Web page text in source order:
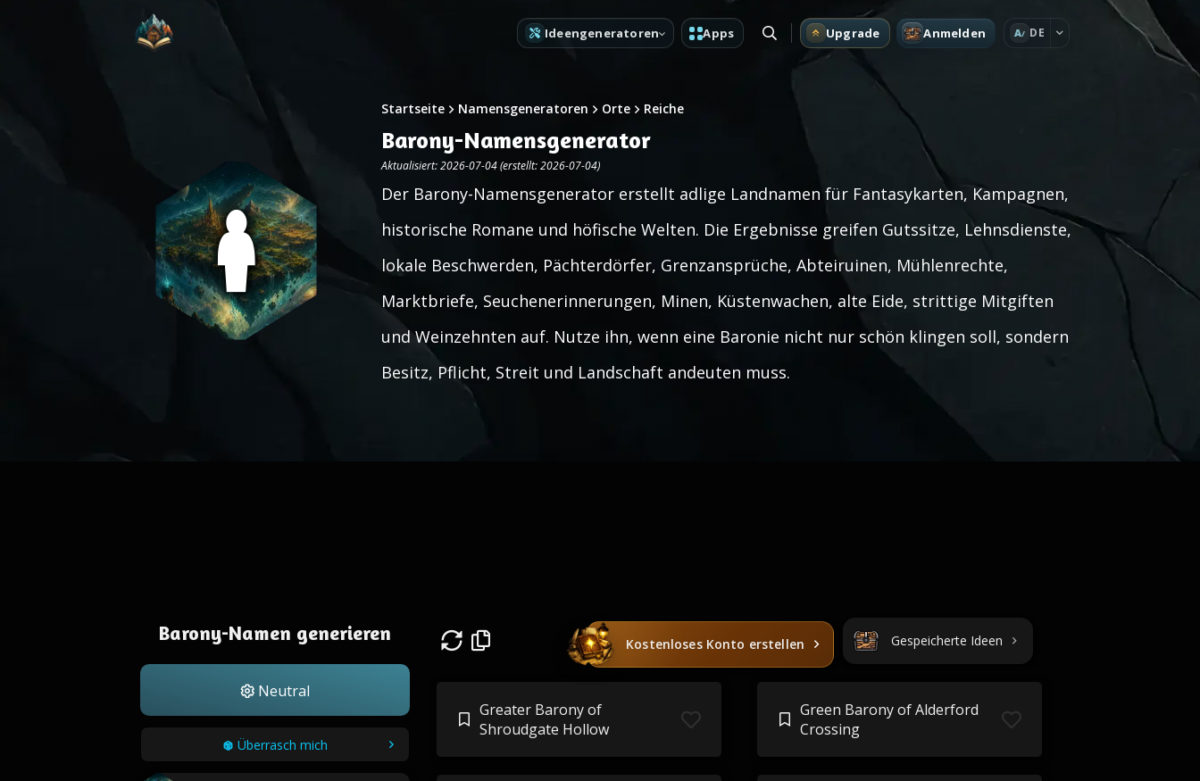
Ideengeneratoren Apps Upgrade Anmelden A DE
Startseite Namensgeneratoren Orte Reiche
Barony-Namensgenerator
Aktualisiert: 2026-07-04 (erstellt: 2026-07-04)
Der Barony-Namensgenerator erstellt adlige Landnamen für Fantasykarten, Kampagnen,
historische Romane und höfische Welten. Die Ergebnisse greifen Gutssitze, Lehnsdienste,
lokale Beschwerden, Pächterdörfer, Grenzansprüche, Abteiruinen, Mühlenrechte,
Marktbriefe, Seuchenerinnerungen, Minen, Küstenwachen, alte Eide, strittige Mitgiften
und Weinzehnten auf. Nutze ihn, wenn eine Baronie nicht nur schön klingen soll, sondern
Besitz, Pflicht, Streit und Landschaft andeuten muss.
Barony-Namen generieren
Neutral
Überrasch mich
Kostenloses Konto erstellen Gespeicherte Ideen
Greater Barony of
Shroudgate Hollow
Green Barony of Alderford
Crossing